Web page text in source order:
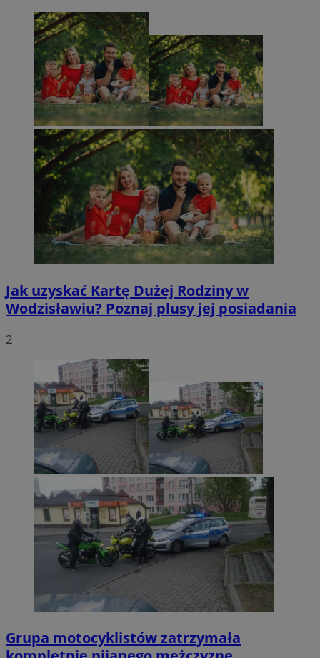
Jak uzyskać Kartę Dużej Rodziny w
Wodzisławiu? Poznaj plusy jej posiadania
2
Grupa motocyklistów zatrzymała